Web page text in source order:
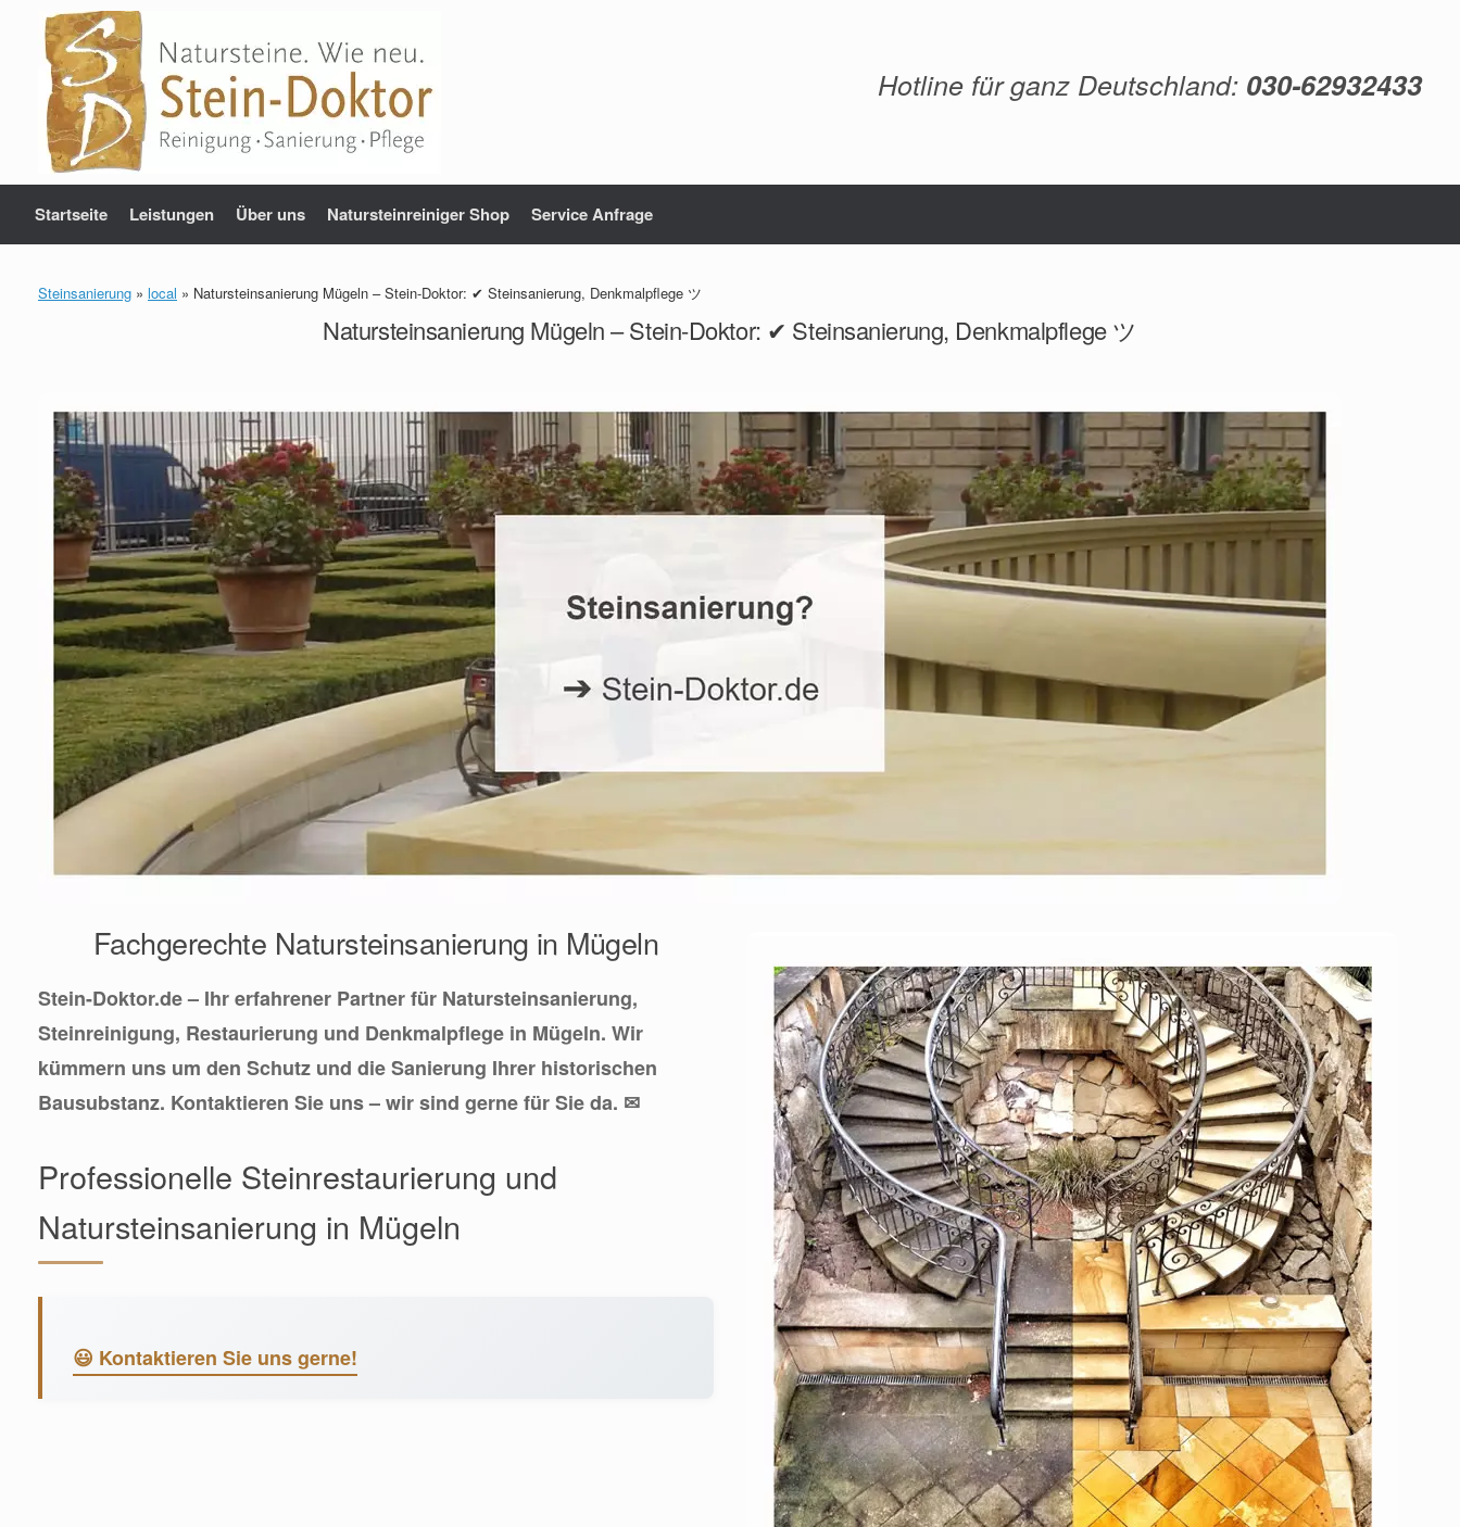
springen
Hotline für ganz Deutschland: 030-62932433
Startseite Leistungen Über uns Natursteinreiniger Shop Service Anfrage
Steinsanierung » local » Natursteinsanierung Mügeln – Stein-Doktor: ✔ Steinsanierung, Denkmalpflege ツ
Natursteinsanierung Mügeln – Stein-Doktor: ✔ Steinsanierung, Denkmalpflege ツ
Fachgerechte Natursteinsanierung in Mügeln
Stein-Doktor.de – Ihr erfahrener Partner für Natursteinsanierung,
Steinreinigung, Restaurierung und Denkmalpflege in Mügeln. Wir
kümmern uns um den Schutz und die Sanierung Ihrer historischen
Bausubstanz. Kontaktieren Sie uns – wir sind gerne für Sie da. ✉
Professionelle Steinrestaurierung und
Natursteinsanierung in Mügeln
😃 Kontaktieren Sie uns gerne!